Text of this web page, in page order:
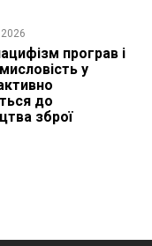
програв і
у
до
зброї